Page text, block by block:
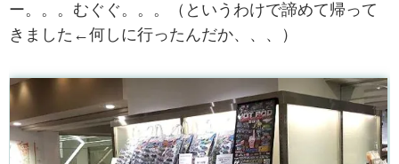
ー。。。むぐぐ。。。（というわけで諦めて帰って
きました←何しに行ったんだか、、、）